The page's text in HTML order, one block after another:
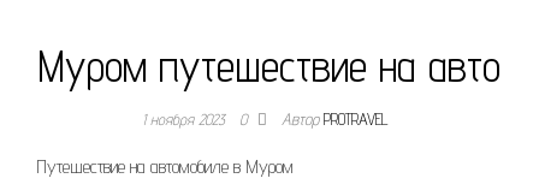
Муром путешествие на авто
1 ноября 2023 0 АвторPROTRAVEL
Путешествие на автомобиле в Муром